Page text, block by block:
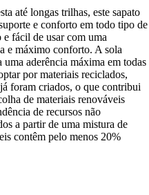
até longas trilhas, este sapato
e conforto em todo tipo de
fácil de usar com uma
e máximo conforto. A sola
aderência máxima em todas
por materiais reciclados,
foram criados, o que contribui
de materiais renováveis
de recursos não
a partir de uma mistura de
contêm pelo menos 20%